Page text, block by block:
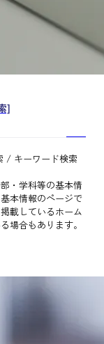
]
/ キーワード検索
・学科等の基本情
本情報のページで
載しているホーム
場合もあります。